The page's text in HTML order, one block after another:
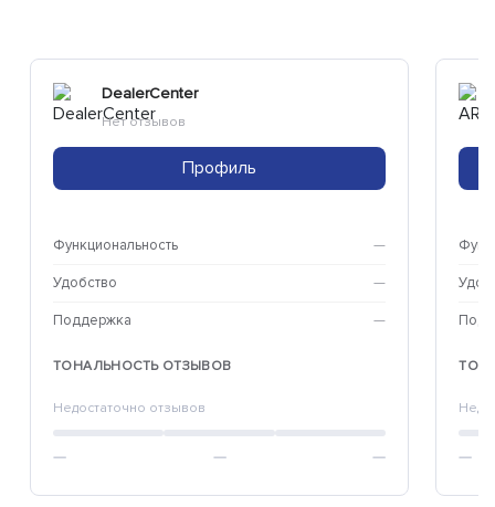
DealerCenter
Нет отзывов
Профиль
Функциональность —
Удобство —
Поддержка —
ТОНАЛЬНОСТЬ ОТЗЫВОВ
Недостаточно отзывов
— — — —